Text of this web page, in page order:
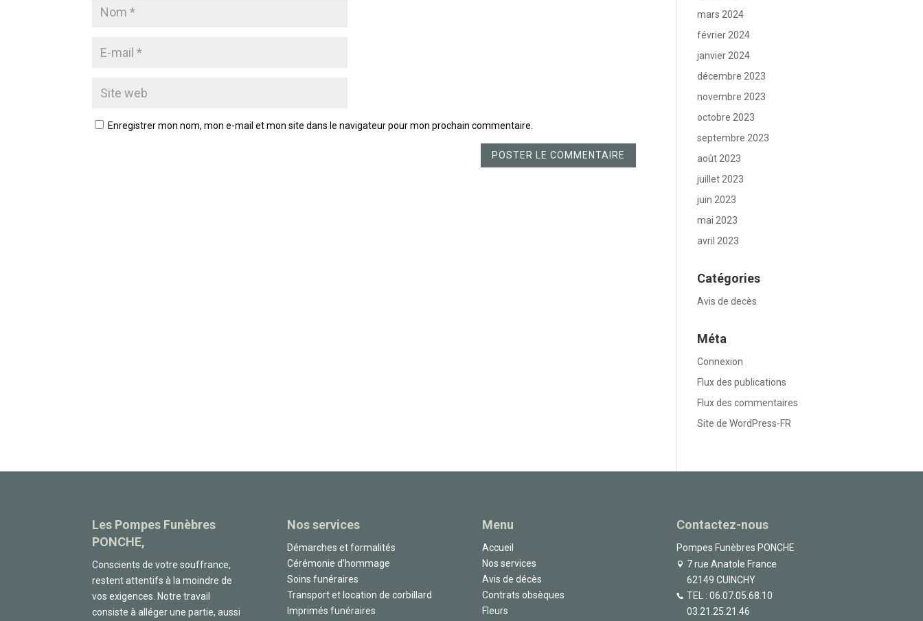
Enregistrer mon nom, mon e-mail et mon site dans le navigateur pour mon prochain commentaire.
mars 2024
février 2024
janvier 2024
décembre 2023
novembre 2023
octobre 2023
septembre 2023
août 2023
juillet 2023
juin 2023
mai 2023
avril 2023
Catégories
Avis de decès
Méta
Connexion
Flux des publications
Flux des commentaires
Site de WordPress-FR
Les Pompes Funèbres
PONCHE,
Conscients de votre souffrance,
restent attentifs à la moindre de
vos exigences. Notre travail
consiste à alléger une partie, aussi
Nos services
Démarches et formalités
Cérémonie d’hommage
Soins funéraires
Transport et location de corbillard
Imprimés funéraires
Menu
Accueil
Nos services
Avis de décès
Contrats obsèques
Fleurs
Contactez-nous
Pompes Funèbres PONCHE
7 rue Anatole France
62149 CUINCHY
TEL :06.07.05.68.10
03.21.25.21.46